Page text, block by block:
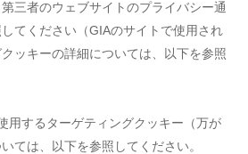
三者のウェブサイトのプライバシー通
てください（GIAのサイトで使用され
ッキーの詳細については、以下を参照
用するターゲティングクッキー（万が
ては、以下を参照してください。